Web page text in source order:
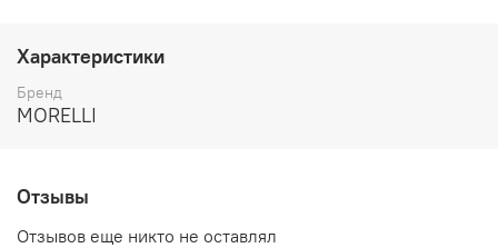
Характеристики
Бренд
MORELLI
Отзывы
Отзывов еще никто не оставлял